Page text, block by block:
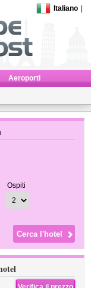
Italiano
Aeroporti
Ospiti